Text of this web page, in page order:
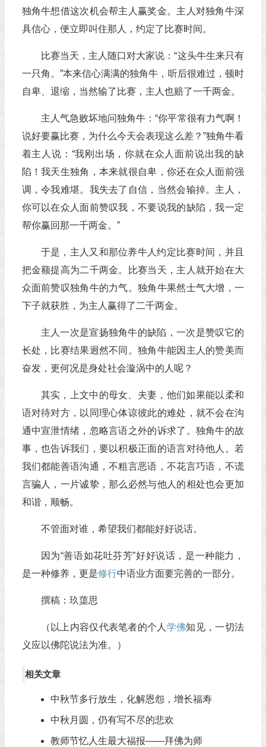
独角牛想借这次机会帮主人赢奖金。主人对独角牛深
具信心，便立即叫住那人，约定了比赛时间。
比赛当天，主人随口对大家说：“这头牛生来只有
一只角。”本来信心满满的独角牛，听后很难过，顿时
自卑、退缩，当然输了比赛，主人也赔了一千两金。
主人气急败坏地问独角牛：“你平常很有力气啊！
说好要赢比赛，为什么今天会表现这么差？”独角牛看
着主人说：“我刚出场，你就在众人面前说出我的缺
陷！我天生独角，本来就很自卑，你还在众人面前强
调，令我难堪。我失去了自信，当然会输掉。主人，
你可以在众人面前赞叹我，不要说我的缺陷，我一定
帮你赢回那一千两金。”
于是，主人又和那位养牛人约定比赛时间，并且
把金额提高为二千两金。比赛当天，主人就开始在大
众面前赞叹独角牛的力气。独角牛果然士气大增，一
下子就获胜，为主人赢得了二千两金。
主人一次是宣扬独角牛的缺陷，一次是赞叹它的
长处，比赛结果迥然不同。独角牛能因主人的赞美而
奋发，更何况是身处社会漩涡中的人呢？
其实，上文中的母女、夫妻，他们如果能以柔和
语对待对方，以同理心体谅彼此的难处，就不会在沟
通中宣泄情绪，忽略言语之外的诉求了。独角牛的故
事，也告诉我们，要以积极正面的语言对待他人。若
我们都能善语沟通，不粗言恶语，不花言巧语，不谎
言骗人，一片诚挚，那么必然与他人的相处也会更加
和谐，顺畅。
不管面对谁，希望我们都能好好说话。
因为“善语如花吐芬芳”好好说话，是一种能力，
是一种修养，更是修行中语业方面要完善的一部分。
撰稿：玖蕖思
（以上内容仅代表笔者的个人 学佛知见，一切法
义应以佛陀说法为准。）
相关文章
中秋节多行放生，化解恩怨，增长福寿
中秋月圆，仍有写不尽的悲欢
教师节忆人生最大福报——拜佛为师